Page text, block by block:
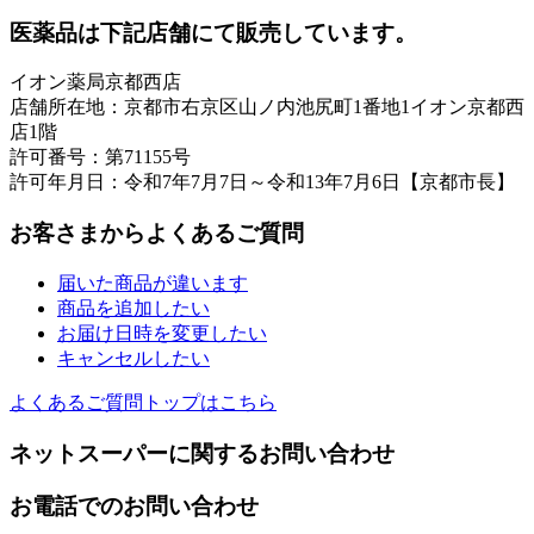
医薬品は下記店舗にて販売しています。
イオン薬局京都西店
店舗所在地：京都市右京区山ノ内池尻町1番地1イオン京都西
店1階
許可番号：第71155号
許可年月日：令和7年7月7日～令和13年7月6日【京都市長】
お客さまからよくあるご質問
届いた商品が違います
商品を追加したい
お届け日時を変更したい
キャンセルしたい
よくあるご質問トップはこちら
ネットスーパーに関するお問い合わせ
お電話でのお問い合わせ